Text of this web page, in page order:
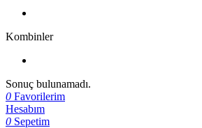
Kombinler
Sonuç bulunamadı.
0 Favorilerim
Hesabım
0 Sepetim